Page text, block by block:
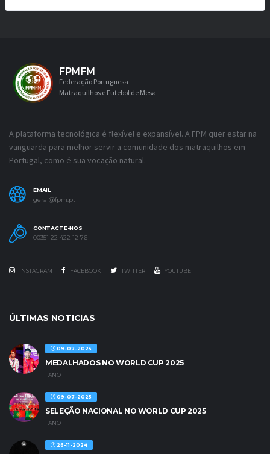
FPMFM
Federação Portuguesa
Matraquilhos e Futebol de Mesa
A plataforma tecnológica é flexível e expansível. A FPM quer estar na
vanguarda para melhor servir a comunidade dos matraquilhos em
Portugal, como é sua vocação natural.
EMAIL
geral@fpm.pt
CONTACTE-NOS
00351 22 422 12 76
INSTAGRAM FACEBOOK TWITTER YOUTUBE
ÚLTIMAS NOTICIAS
09-07-2025
MEDALHADOS NO WORLD CUP 2025
1 ANO
09-07-2025
SELEÇÃO NACIONAL NO WORLD CUP 2025
1 ANO
26-11-2024